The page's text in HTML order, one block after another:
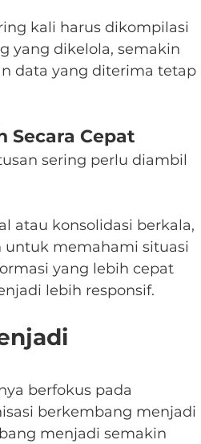
kali harus dikompilasi
yang dikelola, semakin
data yang diterima tetap
Secara Cepat
sering perlu diambil
atau konsolidasi berkala,
memahami situasi
yang lebih cepat
lebih responsif.
berfokus pada
berkembang menjadi
menjadi semakin